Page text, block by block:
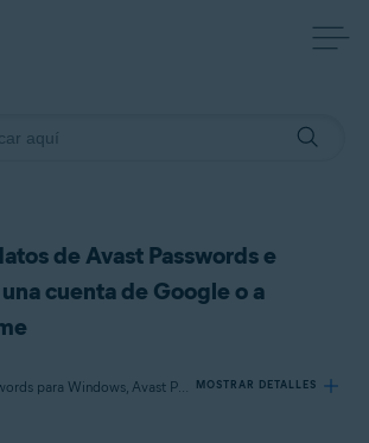
de Avast Passwords e
cuenta de Google o a
Se aplica a Avast Passwords para Windows, Avast Premium Security para Windows MOSTRAR DETALLES